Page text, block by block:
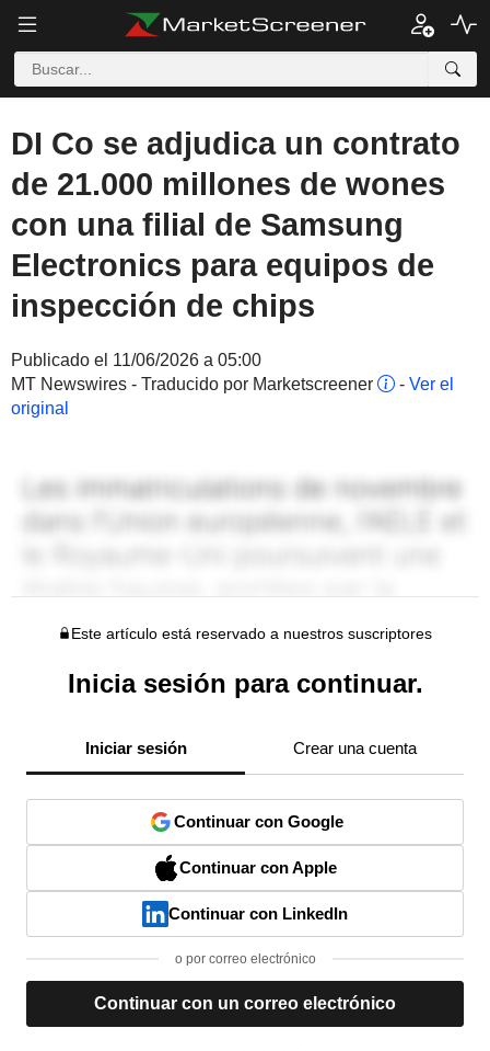
DI Co se adjudica un contrato
de 21.000 millones de wones
con una filial de Samsung
Electronics para equipos de
inspección de chips
Publicado el 11/06/2026 a 05:00
MT Newswires - Traducido por Marketscreener
- Ver el
original
Este artículo está reservado a nuestros suscriptores
Inicia sesión para continuar.
Iniciar sesión Crear una cuenta
Continuar con Google
Continuar con Apple
Continuar con LinkedIn
o por correo electrónico
Continuar con un correo electrónico